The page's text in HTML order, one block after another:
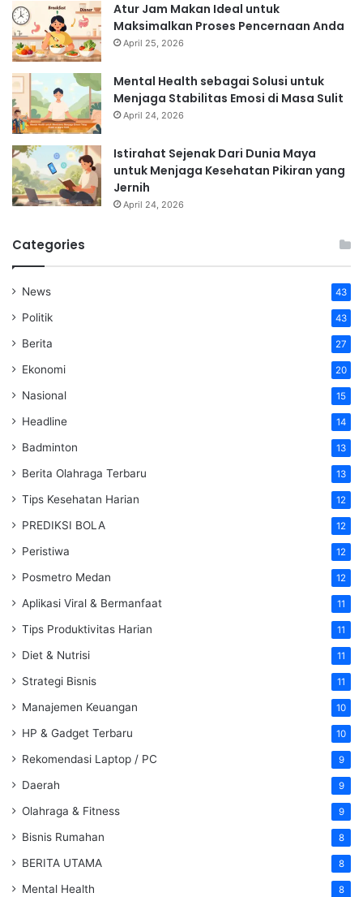
Atur Jam Makan Ideal untuk
Maksimalkan Proses Pencernaan Anda
April 25, 2026
Mental Health sebagai Solusi untuk
Menjaga Stabilitas Emosi di Masa Sulit
April 24, 2026
Istirahat Sejenak Dari Dunia Maya
untuk Menjaga Kesehatan Pikiran yang
Jernih
April 24, 2026
Categories
News 43
Politik 43
Berita 27
Ekonomi 20
Nasional 15
Headline 14
Badminton 13
Berita Olahraga Terbaru 13
Tips Kesehatan Harian 12
PREDIKSI BOLA 12
Peristiwa 12
Posmetro Medan 12
Aplikasi Viral & Bermanfaat 11
Tips Produktivitas Harian 11
Diet & Nutrisi 11
Strategi Bisnis 11
Manajemen Keuangan 10
HP & Gadget Terbaru 10
Rekomendasi Laptop / PC 9
Daerah 9
Olahraga & Fitness 9
Bisnis Rumahan 8
BERITA UTAMA 8
Mental Health 8